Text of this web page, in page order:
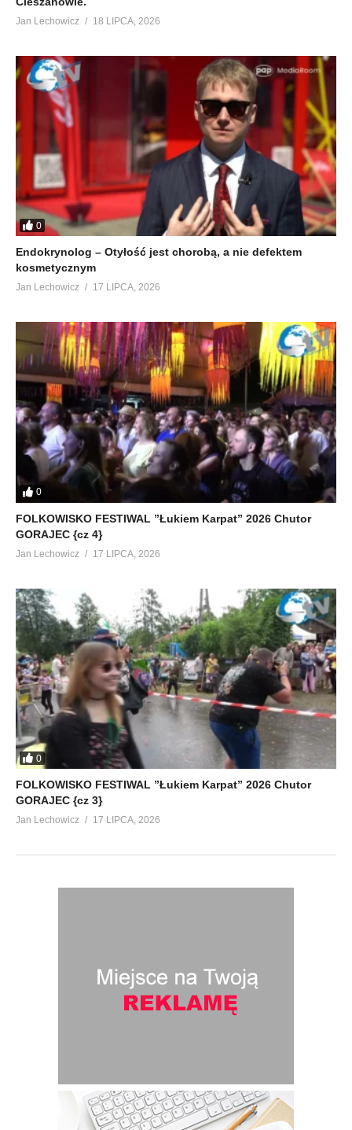
Jan Lechowicz 18 LIPCA, 2026
0
Endokrynolog – Otyłość jest chorobą, a nie defektem
kosmetycznym
Jan Lechowicz 17 LIPCA, 2026
0
FOLKOWISKO FESTIWAL ”Łukiem Karpat” 2026 Chutor
GORAJEC {cz 4}
Jan Lechowicz 17 LIPCA, 2026
0
FOLKOWISKO FESTIWAL ”Łukiem Karpat” 2026 Chutor
GORAJEC {cz 3}
Jan Lechowicz 17 LIPCA, 2026